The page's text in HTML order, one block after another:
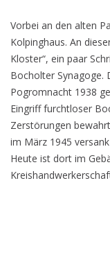
Vorbei an den alten
Kolpinghaus. An
Kloster“, ein paar
Bocholter Synagoge.
Pogromnacht 1938
Eingriff furchtloser
Zerstörungen
im März 1945
Heute ist dort im